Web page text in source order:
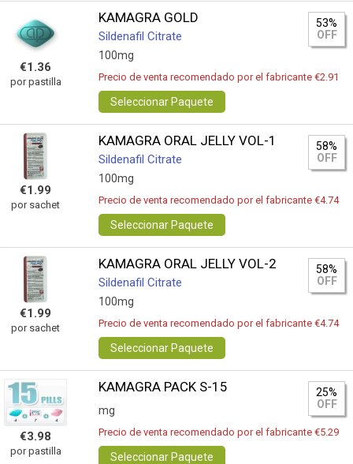
€1.36
por pastilla
KAMAGRA GOLD
Sildenafil Citrate
100mg
53%
OFF
Precio de venta recomendado por el fabricante €2.91
Seleccionar Paquete
€1.99
por sachet
KAMAGRA ORAL JELLY VOL-1
Sildenafil Citrate
100mg
58%
OFF
Precio de venta recomendado por el fabricante €4.74
Seleccionar Paquete
€1.99
por sachet
KAMAGRA ORAL JELLY VOL-2
Sildenafil Citrate
100mg
58%
OFF
Precio de venta recomendado por el fabricante €4.74
Seleccionar Paquete
€3.98
por pastilla
KAMAGRA PACK S-15
mg
25%
OFF
Precio de venta recomendado por el fabricante €5.29
Seleccionar Paquete